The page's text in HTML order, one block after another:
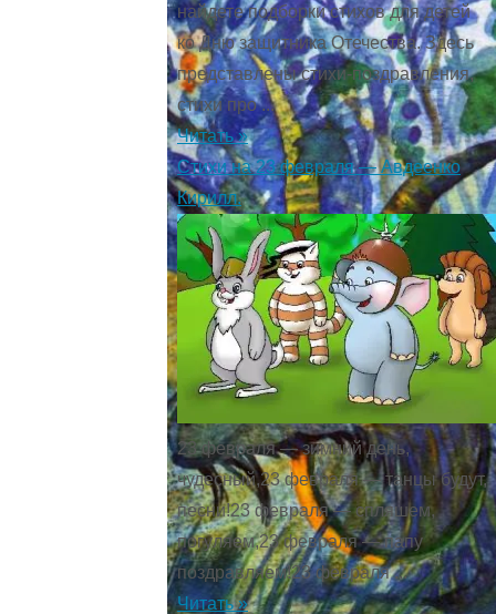
найдете подборки стихов для детей
ко Дню защитника Отечества. Здесь
представлены стихи-поздравления,
стихи про ...
Читать »
Стихи на 23 февраля — Авдеенко
Кирилл.
23 февраля — зимний день,
чудесный,23 февраля — танцы будут,
песни!23 февраля — спляшем,
погуляем,23 февраля — папу
поздравляем!23 февраля ...
Читать »